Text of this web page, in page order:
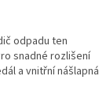
odpadu ten
snadné rozlišení
a vnitřní nášlapná